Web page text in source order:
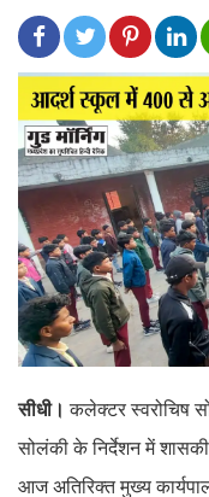
सीधी।कलेक्टर स्वरोचिष
सोलंकी के निर्देशन में
आज अतिरिक्त मुख्य